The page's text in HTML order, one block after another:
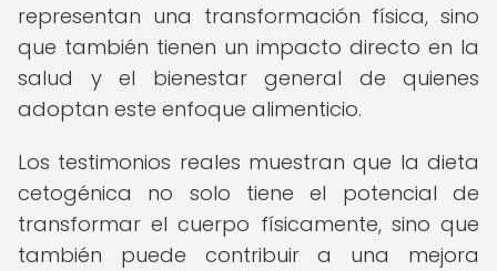
representan una transformación física, sino
que también tienen un impacto directo en la
salud y el bienestar general de quienes
adoptan este enfoque alimenticio.
Los testimonios reales muestran que la dieta
cetogénica no solo tiene el potencial de
transformar el cuerpo físicamente, sino que
también puede contribuir a una mejora